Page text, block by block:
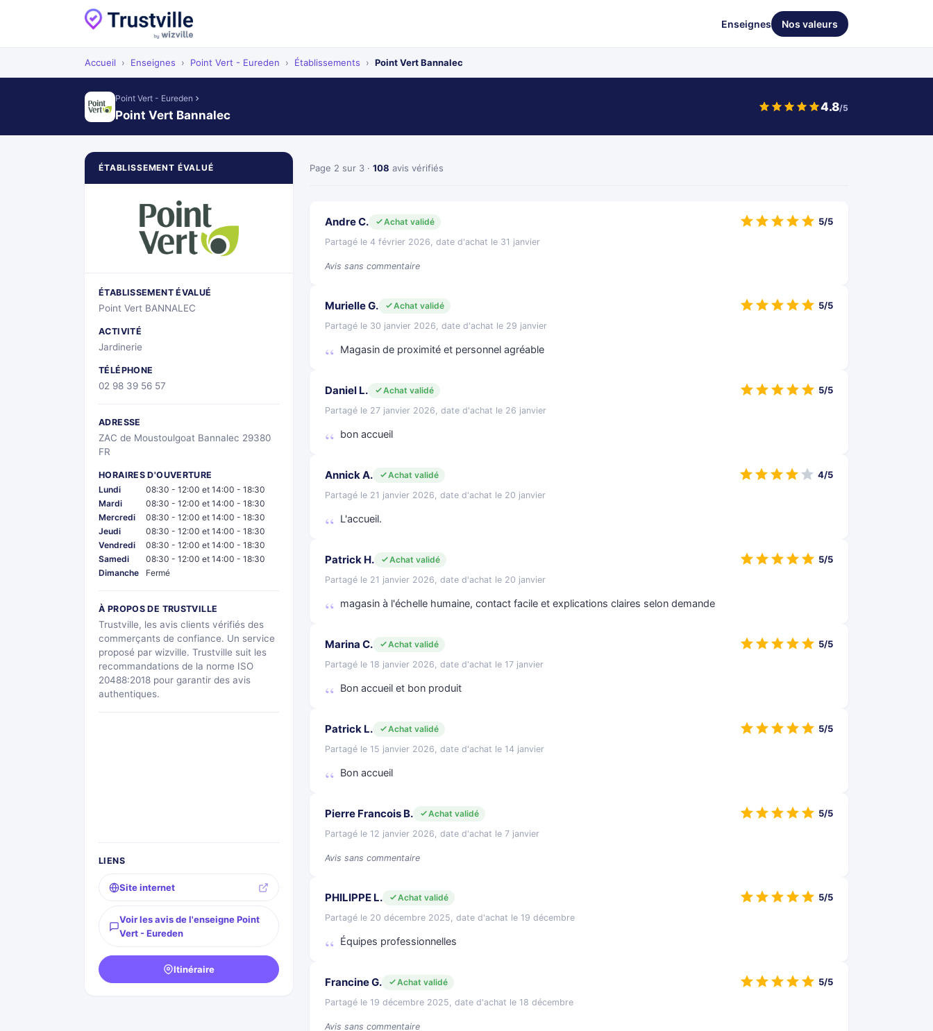
Enseignes Nos valeurs
Accueil › Enseignes › Point Vert - Eureden › Établissements › Point Vert Bannalec
Point Vert - Eureden
Point Vert Bannalec
4.8/5
ÉTABLISSEMENT ÉVALUÉ
ÉTABLISSEMENT ÉVALUÉ
Point Vert BANNALEC
ACTIVITÉ
Jardinerie
TÉLÉPHONE
02 98 39 56 57
ADRESSE
ZAC de Moustoulgoat Bannalec 29380
FR
HORAIRES D'OUVERTURE
Lundi
08:30 - 12:00 et 14:00 - 18:30
Mardi
08:30 - 12:00 et 14:00 - 18:30
Mercredi
08:30 - 12:00 et 14:00 - 18:30
Jeudi
08:30 - 12:00 et 14:00 - 18:30
Vendredi
08:30 - 12:00 et 14:00 - 18:30
Samedi
08:30 - 12:00 et 14:00 - 18:30
Dimanche
Fermé
À PROPOS DE TRUSTVILLE
Trustville, les avis clients vérifiés des
commerçants de confiance. Un service
proposé par wizville. Trustville suit les
recommandations de la norme ISO
20488:2018 pour garantir des avis
authentiques.
LIENS
Site internet
Voir les avis de l'enseigne Point
Vert - Eureden
Itinéraire
Page 2 sur 3 · 108 avis vérifiés
Andre C.
Achat validé
Partagé le 4 février 2026, date d'achat le 31 janvier
Avis sans commentaire
5/5
Murielle G.
Achat validé
Partagé le 30 janvier 2026, date d'achat le 29 janvier
Magasin de proximité et personnel agréable
5/5
Daniel L.
Achat validé
Partagé le 27 janvier 2026, date d'achat le 26 janvier
bon accueil
5/5
Annick A.
Achat validé
Partagé le 21 janvier 2026, date d'achat le 20 janvier
L'accueil.
4/5
Patrick H.
Achat validé
Partagé le 21 janvier 2026, date d'achat le 20 janvier
magasin à l'échelle humaine, contact facile et explications claires selon demande
5/5
Marina C.
Achat validé
Partagé le 18 janvier 2026, date d'achat le 17 janvier
Bon accueil et bon produit
5/5
Patrick L.
Achat validé
Partagé le 15 janvier 2026, date d'achat le 14 janvier
Bon accueil
5/5
Pierre Francois B.
Achat validé
Partagé le 12 janvier 2026, date d'achat le 7 janvier
Avis sans commentaire
5/5
PHILIPPE L.
Achat validé
Partagé le 20 décembre 2025, date d'achat le 19 décembre
Équipes professionnelles
5/5
Francine G.
Achat validé
Partagé le 19 décembre 2025, date d'achat le 18 décembre
Avis sans commentaire
5/5